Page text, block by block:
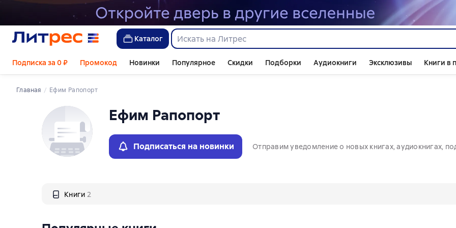
Каталог
Подписка за 0 ₽ Промокод Новинки Популярное Скидки Подборки Аудиокниги Эксклюзивы Книги в
Главная Ефим Рапопорт
Ефим Рапопорт
Подписаться на новинки Отправим уведомление о новых книгах, аудиокнигах,
Книги 2
Слайдер с книгами